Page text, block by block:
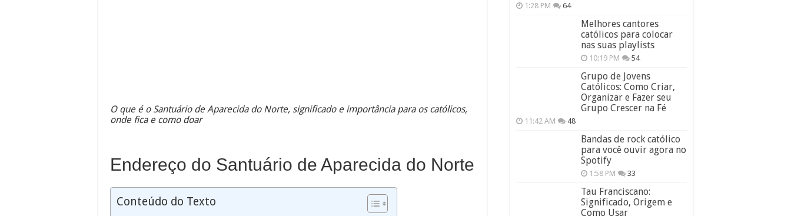
O que é o Santuário de Aparecida do Norte, significado e importância para os católicos,
onde fica e como doar
Endereço do Santuário de Aparecida do Norte
Conteúdo do Texto
1:28 PM 64
Melhores cantores
católicos para colocar
nas suas playlists
10:19 PM 54
Grupo de Jovens
Católicos: Como Criar,
Organizar e Fazer seu
Grupo Crescer na Fé
11:42 AM 48
Bandas de rock católico
para você ouvir agora no
Spotify
1:58 PM 33
Tau Franciscano:
Significado, Origem e
Como Usar